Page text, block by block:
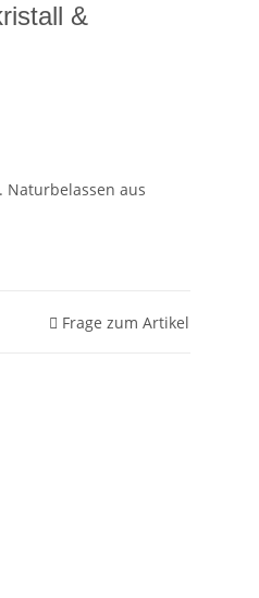
&
Naturbelassen aus
Frage zum Artikel